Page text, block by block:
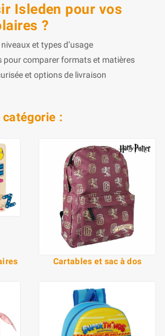
Isleden pour vos
?
et types d’usage
pour comparer formats et matières
et options de livraison
:
Cartables et sac à dos